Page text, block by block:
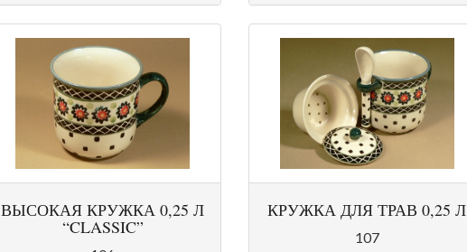
ВЫСОКАЯ КРУЖКА 0,25 Л
“CLASSIC”
КРУЖКА ДЛЯ ТРАВ 0,25 Л
107